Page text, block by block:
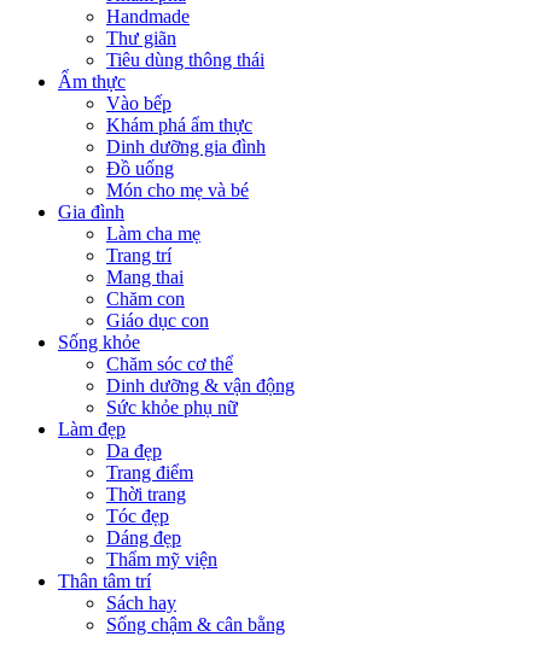
Handmade
Thư giãn
Tiêu dùng thông thái
Ẩm thực
Vào bếp
Khám phá ẩm thực
Dinh dưỡng gia đình
Đồ uống
Món cho mẹ và bé
Gia đình
Làm cha mẹ
Trang trí
Mang thai
Chăm con
Giáo dục con
Sống khỏe
Chăm sóc cơ thể
Dinh dưỡng & vận động
Sức khỏe phụ nữ
Làm đẹp
Da đẹp
Trang điểm
Thời trang
Tóc đẹp
Dáng đẹp
Thẩm mỹ viện
Thân tâm trí
Sách hay
Sống chậm & cân bằng